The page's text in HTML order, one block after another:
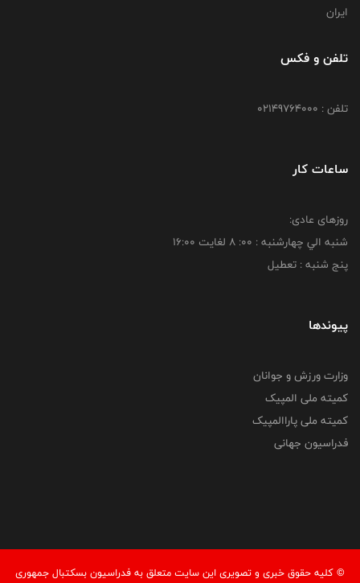
ایران
تلفن و فکس
تلفن : 02149764000
ساعات کار
روزهای عادی:
شنبه الي چهارشنبه : 00: 8 لغايت 16:00
پنج شنبه : تعطیل
پیوندها
وزارت ورزش و جوانان
کمیته ملی المپیک
کمیته ملی پاراالمپیک
فدراسیون جهانی
© کليه حقوق خبری و تصويری اين سايت متعلق به فدراسیون بسکتبال جمهوری